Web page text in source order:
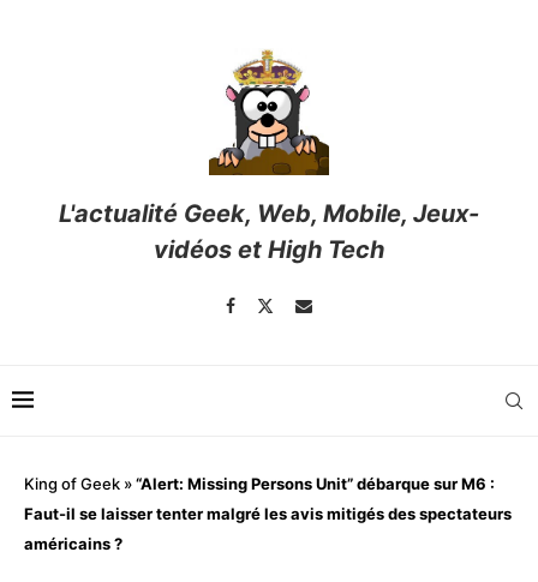
L'actualité Geek, Web, Mobile, Jeux-
vidéos et High Tech
King of Geek »“Alert: Missing Persons Unit” débarque sur M6 :
Faut-il se laisser tenter malgré les avis mitigés des spectateurs
américains ?